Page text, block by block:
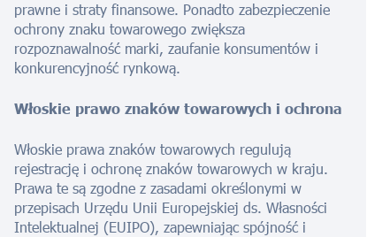
prawne i straty finansowe. Ponadto zabezpieczenie
ochrony znaku towarowego zwiększa
rozpoznawalność marki, zaufanie konsumentów i
konkurencyjność rynkową.
Włoskie prawo znaków towarowych i ochrona
Włoskie prawa znaków towarowych regulują
rejestrację i ochronę znaków towarowych w kraju.
Prawa te są zgodne z zasadami określonymi w
przepisach Urzędu Unii Europejskiej ds. Własności
Intelektualnej (EUIPO), zapewniając spójność i